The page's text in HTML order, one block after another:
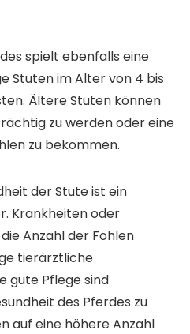
spielt ebenfalls eine
Stuten im Alter von 4 bis
Ältere Stuten können
zu werden oder eine
zu bekommen.
der Stute ist ein
Krankheiten oder
Anzahl der Fohlen
tierärztliche
gute Pflege sind
des Pferdes zu
auf eine höhere Anzahl